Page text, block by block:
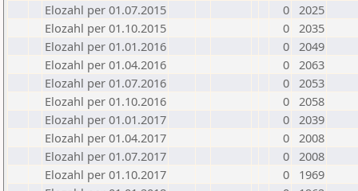
Elozahl per 01.07.2015
0 2025
Elozahl per 01.10.2015
0 2035
Elozahl per 01.01.2016
0 2049
Elozahl per 01.04.2016
0 2063
Elozahl per 01.07.2016
0 2053
Elozahl per 01.10.2016
0 2058
Elozahl per 01.01.2017
0 2039
Elozahl per 01.04.2017
0 2008
Elozahl per 01.07.2017
0 2008
Elozahl per 01.10.2017
0
1969